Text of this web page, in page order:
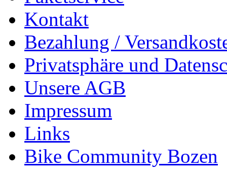
Kontakt
Bezahlung /
Privatsphäre und
Unsere AGB
Impressum
Links
Bike Community Bozen